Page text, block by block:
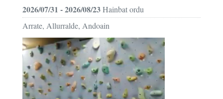
2026/07/31 - 2026/08/23Hainbat ordu
Arrate, Allurralde, Andoain